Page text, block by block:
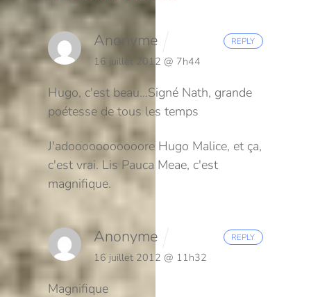
Anonyme
16 juillet 2012 @ 7h44
Hugo, c'est beau…Signé Nath, grande
poétesse de tous les temps
J'adooooooooooore Hugo Malice, et ça,
c'est vrai. Lis Pauca Meae, c'est
magnifique.
REPLY
Anonyme
16 juillet 2012 @ 11h32
Magnifique
REPLY